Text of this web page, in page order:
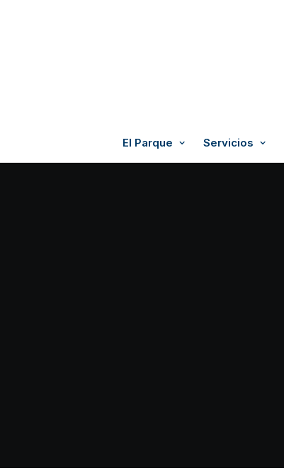
El Parque Servicios